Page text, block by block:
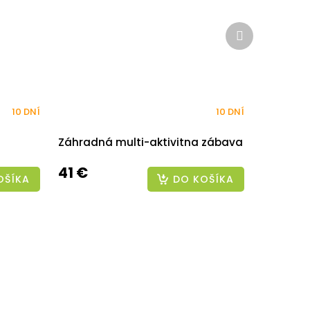
10 DNÍ
Záhradná multi-aktivitna zábava
10 DNÍ
41 € DO KOŠÍKA
Ďalší
produkt